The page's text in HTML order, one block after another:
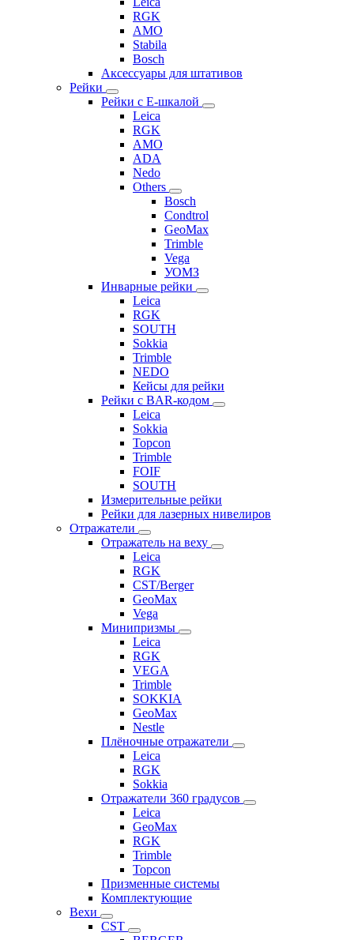
RGK
AMO
Stabila
Bosch
Аксессуары для штативов
Рейки
Рейки с Е-шкалой
Leica
RGK
AMO
ADA
Nedo
Others
Bosch
Condtrol
GeoMax
Trimble
Vega
УОМЗ
Инварные рейки
Leica
RGK
SOUTH
Sokkia
Trimble
NEDO
Кейсы для рейки
Рейки с BAR-кодом
Leica
Sokkia
Topcon
Trimble
FOIF
SOUTH
Измерительные рейки
Рейки для лазерных нивелиров
Отражатели
Отражатель на веху
Leica
RGK
CST/Berger
GeoMax
Vega
Минипризмы
Leica
RGK
VEGA
Trimble
SOKKIA
GeoMax
Nestle
Плёночные отражатели
Leica
RGK
Sokkia
Отражатели 360 градусов
Leica
GeoMax
RGK
Trimble
Topcon
Призменные системы
Комплектующие
Вехи
CST